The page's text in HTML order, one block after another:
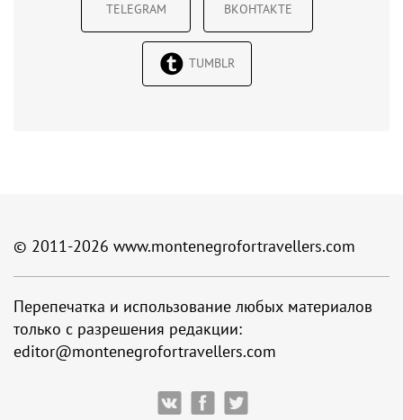
TELEGRAM ВКОНТАКТЕ
TUMBLR
© 2011-2026 www.montenegrofortravellers.com
Перепечатка и использование любых материалов
только с разрешения редакции:
editor@montenegrofortravellers.com